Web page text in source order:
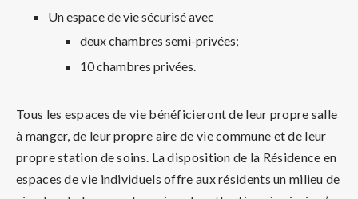
Un espace de vie sécurisé avec
deux chambres semi-privées;
10 chambres privées.
Tous les espaces de vie bénéficieront de leur propre salle
à manger, de leur propre aire de vie commune et de leur
propre station de soins. La disposition de la Résidence en
espaces de vie individuels offre aux résidents un milieu de